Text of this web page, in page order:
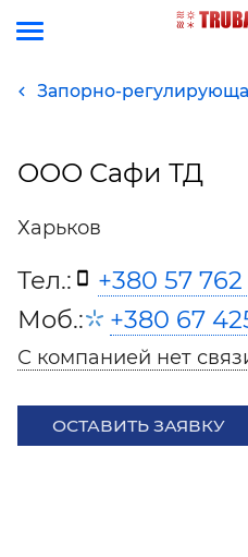
Запорно-
ООО Сафи ТД
Харьков
Тел.:
+380 57 762
Моб.:
+380 67
С компанией нет
ОСТАВИТЬ ЗАЯВКУ